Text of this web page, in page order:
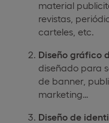
material
revistas,
carteles, etc.
Diseño gráfico
diseñado para
de banner,
marketing…
Diseño de